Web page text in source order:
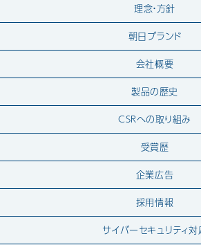
理念・方針
朝日ブランド
会社概要
製品の歴史
CSRへの取り組み
受賞歴
企業広告
採用情報
サイバーセキュリティ対